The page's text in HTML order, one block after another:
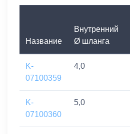
Название
Внутренний
Ø шланга
K-
07100359
4,0
K-
07100360
5,0